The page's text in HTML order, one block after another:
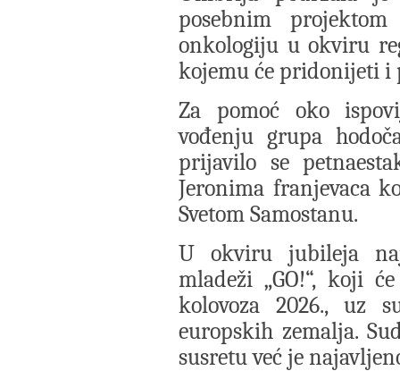
posebnim
onkologiju u okviru
kojemu će pridonijeti i
Za pomoć oko
vođenju grupa
prijavilo se
Jeronima franjevaca
Svetom Samostanu.
U okviru jubileja
mladeži „GO!“, koji
kolovoza 2026., uz
europskih zemalja.
susretu već je